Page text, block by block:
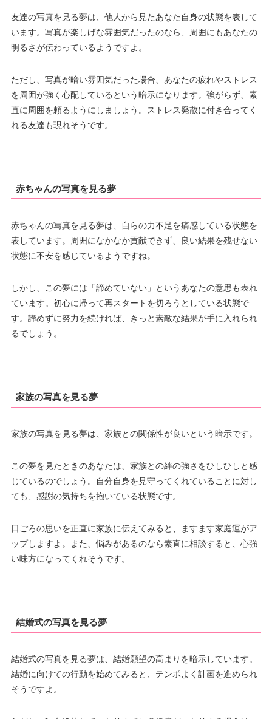
友達の写真を見る夢は、他人から見たあなた自身の状態を表して
います。写真が楽しげな雰囲気だったのなら、周囲にもあなたの
明るさが伝わっているようですよ。
ただし、写真が暗い雰囲気だった場合、あなたの疲れやストレス
を周囲が強く心配しているという暗示になります。強がらず、素
直に周囲を頼るようにしましょう。ストレス発散に付き合ってく
れる友達も現れそうです。
赤ちゃんの写真を見る夢
赤ちゃんの写真を見る夢は、自らの力不足を痛感している状態を
表しています。周囲になかなか貢献できず、良い結果を残せない
状態に不安を感じているようですね。
しかし、この夢には「諦めていない」というあなたの意思も表れ
ています。初心に帰って再スタートを切ろうとしている状態で
す。諦めずに努力を続ければ、きっと素敵な結果が手に入れられ
るでしょう。
家族の写真を見る夢
家族の写真を見る夢は、家族との関係性が良いという暗示です。
この夢を見たときのあなたは、家族との絆の強さをひしひしと感
じているのでしょう。自分自身を見守ってくれていることに対し
ても、感謝の気持ちを抱いている状態です。
日ごろの思いを正直に家族に伝えてみると、ますます家庭運がア
ップしますよ。また、悩みがあるのなら素直に相談すると、心強
い味方になってくれそうです。
結婚式の写真を見る夢
結婚式の写真を見る夢は、結婚願望の高まりを暗示しています。
結婚に向けての行動を始めてみると、テンポよく計画を進められ
そうですよ。